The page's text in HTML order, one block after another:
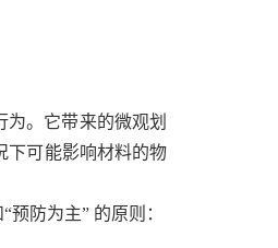
。它带来的微观划
下可能影响材料的物
防为主” 的原则：